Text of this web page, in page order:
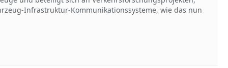
Infrastruktur-Kommunikationssysteme, wie das nun